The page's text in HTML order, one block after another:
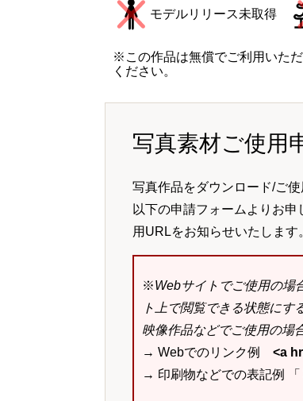
モデルリリース未取得
※この作品は無償でご利用いた
ください。
写真素材ご使用
写真作品をダウンロード/ご
以下の申請フォームよりお
用URLをお知らせいたします
※Webサイトでご使用の場
ト上で閲覧できる状態に
映像作品などでご使用の場
→ Webでのリンク例 <a
→ 印刷物などでの表記例 「